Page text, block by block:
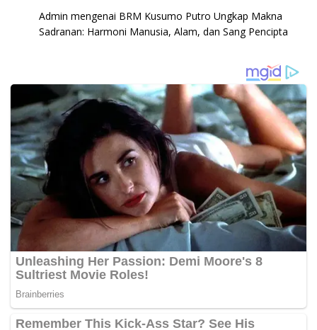
Admin mengenai BRM Kusumo Putro Ungkap Makna
Sadranan: Harmoni Manusia, Alam, dan Sang Pencipta